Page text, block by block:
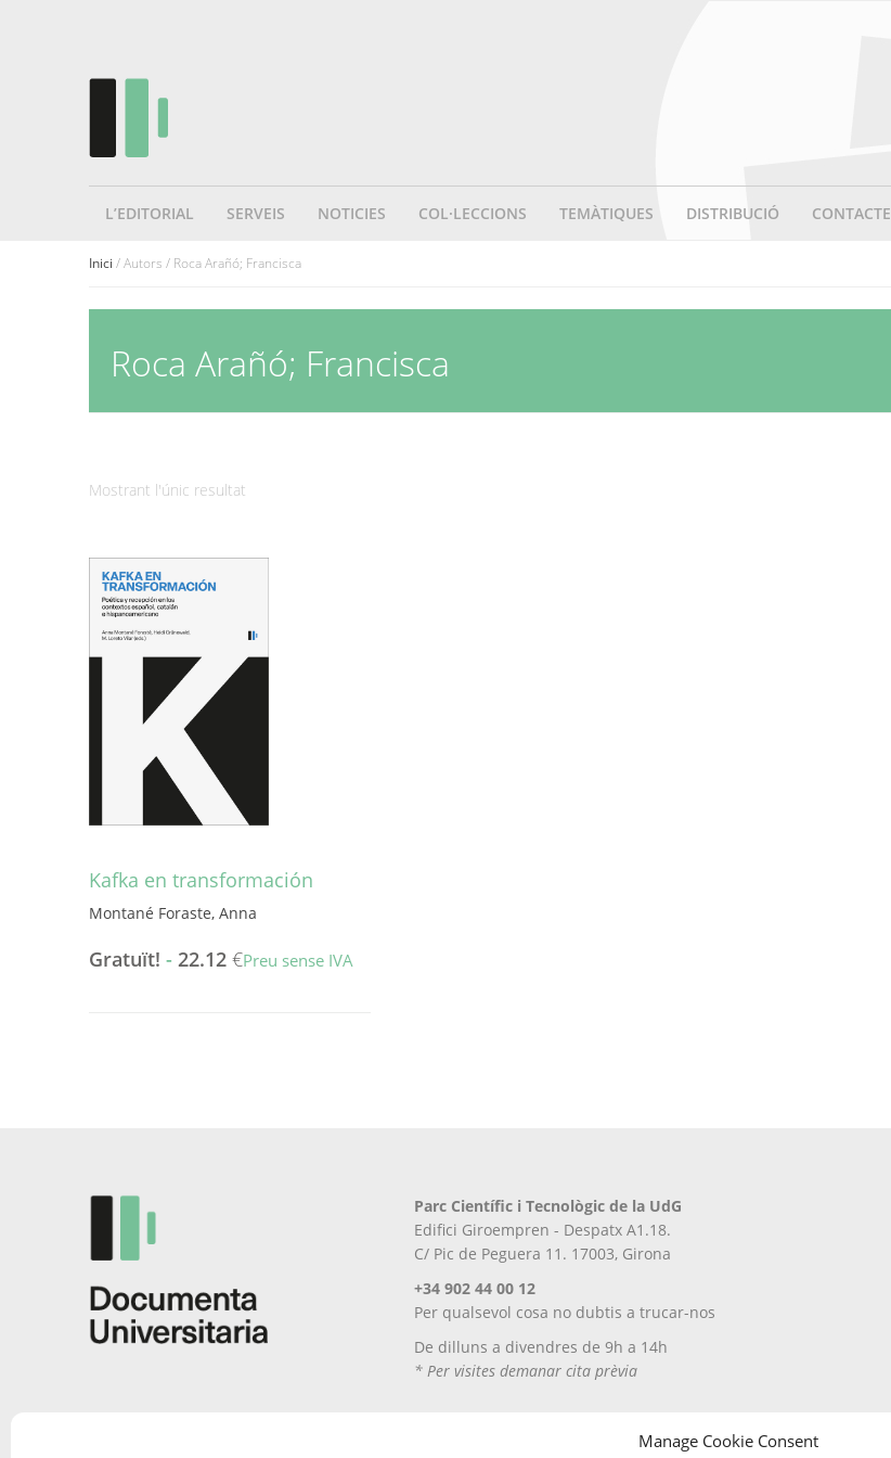
Manage Cookie Consent
L’EDITORIAL SERVEIS NOTICIES COL·LECCIONS TEMÀTIQUES DISTRIBUCIÓ CONTACTE
Inici / Autors / Roca Arañó; Francisca
Roca Arañó; Francisca
Mostrant l'únic resultat
Kafka en transformación
Montané Foraste, Anna
Gratuït! - 22.12 €Preu sense IVA
del
producte
Parc Científic i Tecnològic de la UdG
Edifici Giroempren - Despatx A1.18.
C/ Pic de Peguera 11. 17003, Girona
+34 902 44 00 12
Per qualsevol cosa no dubtis a trucar-nos
De dilluns a divendres de 9h a 14h
* Per visites demanar cita prèvia